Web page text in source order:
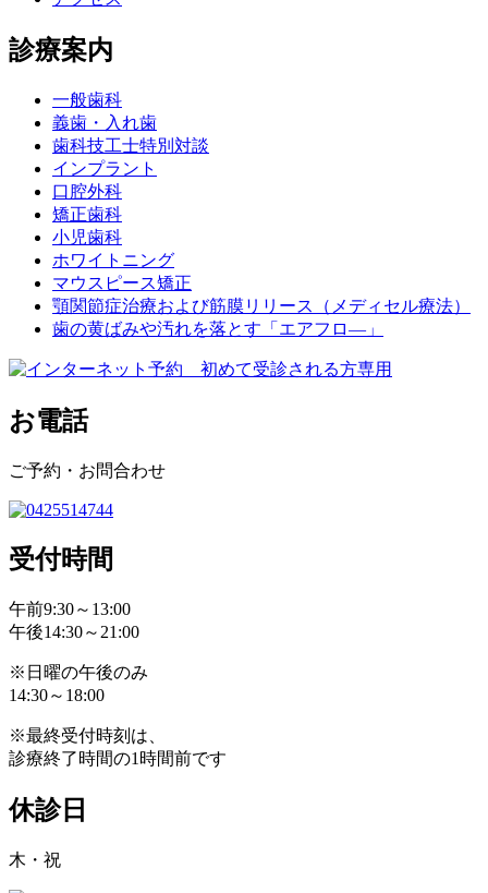
診療案内
一般歯科
義歯・入れ歯
歯科技工士特別対談
インプラント
口腔外科
矯正歯科
小児歯科
ホワイトニング
マウスピース矯正
顎関節症治療および筋膜リリース（メディセル療法）
歯の黄ばみや汚れを落とす「エアフロ―」
お電話
ご予約・お問合わせ
受付時間
午前9:30～13:00
午後14:30～21:00
※日曜の午後のみ
14:30～18:00
※最終受付時刻は、
診療終了時間の1時間前です
休診日
木・祝